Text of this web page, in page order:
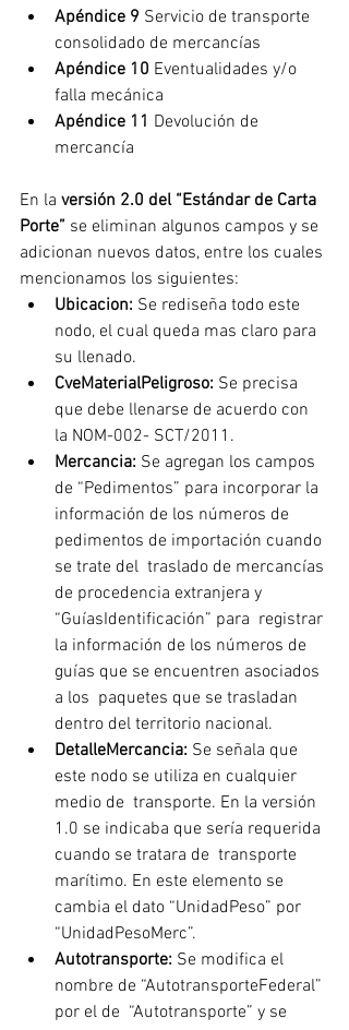
Apéndice 9 Servicio de transporte
consolidado de mercancías
Apéndice 10 Eventualidades y/o
falla mecánica
Apéndice 11 Devolución de
mercancía
En la versión 2.0 del “Estándar de Carta
Porte” se eliminan algunos campos y se
adicionan nuevos datos, entre los cuales
mencionamos los siguientes:
Ubicacion: Se rediseña todo este
nodo, el cual queda mas claro para
su llenado.
CveMaterialPeligroso: Se precisa
que debe llenarse de acuerdo con
la NOM-002- SCT/2011.
Mercancia: Se agregan los campos
de “Pedimentos” para incorporar la
información de los números de
pedimentos de importación cuando
se trate del  traslado de mercancías
de procedencia extranjera y
“GuíasIdentificación” para  registrar
la información de los números de
guías que se encuentren asociados
a los  paquetes que se trasladan
dentro del territorio nacional.
DetalleMercancia: Se señala que
este nodo se utiliza en cualquier
medio de  transporte. En la versión
1.0 se indicaba que sería requerida
cuando se tratara de  transporte
marítimo. En este elemento se
cambia el dato “UnidadPeso” por
“UnidadPesoMerc”.
Autotransporte: Se modifica el
nombre de “AutotransporteFederal”
por el de  “Autotransporte” y se